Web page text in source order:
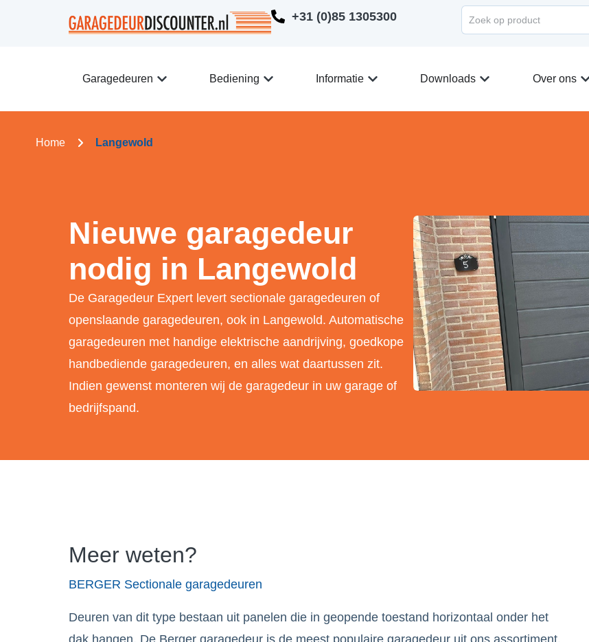
+31 (0)85 1305300
Garagedeuren Bediening Informatie Downloads Over ons
Home Langewold
Nieuwe garagedeur
nodig in Langewold
De Garagedeur Expert levert sectionale garagedeuren of
openslaande garagedeuren, ook in Langewold. Automatische
garagedeuren met handige elektrische aandrijving, goedkope
handbediende garagedeuren, en alles wat daartussen zit.
Indien gewenst monteren wij de garagedeur in uw garage of
bedrijfspand.
Meer weten?
BERGER Sectionale garagedeuren
Deuren van dit type bestaan uit panelen die in geopende toestand horizontaal onder het